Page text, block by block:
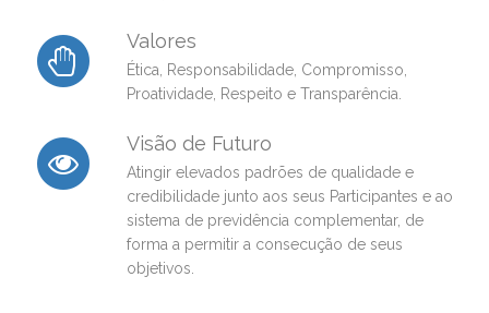
Valores
Ética, Responsabilidade, Compromisso,
Proatividade, Respeito e Transparência.
Visão de Futuro
Atingir elevados padrões de qualidade e
credibilidade junto aos seus Participantes e ao
sistema de previdência complementar, de
forma a permitir a consecução de seus
objetivos.